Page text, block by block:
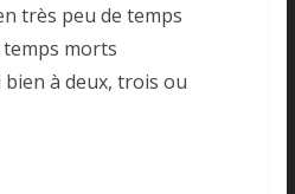
très peu de temps
morts
à deux, trois ou